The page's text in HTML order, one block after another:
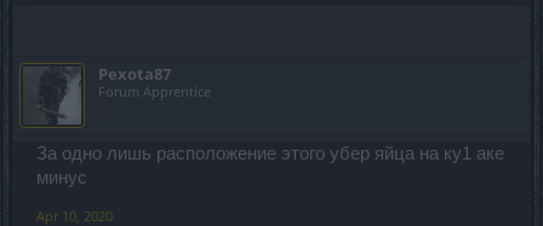
Pexota87
Forum Apprentice
За одно лишь расположение этого убер яйца на ку1 аке
минус
Apr 10, 2020